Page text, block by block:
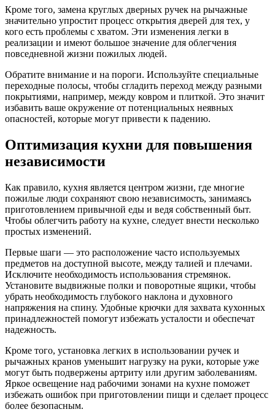
Кроме того, замена круглых дверных ручек на рычажные
значительно упростит процесс открытия дверей для тех, у
кого есть проблемы с хватом. Эти изменения легки в
реализации и имеют большое значение для облегчения
повседневной жизни пожилых людей.
Обратите внимание и на пороги. Используйте специальные
переходные полосы, чтобы сгладить переход между разными
покрытиями, например, между ковром и плиткой. Это значит
избавить ваше окружение от потенциальных неявных
опасностей, которые могут привести к падению.
Оптимизация кухни для повышения
независимости
Как правило, кухня является центром жизни, где многие
пожилые люди сохраняют свою независимость, занимаясь
приготовлением привычной еды и ведя собственный быт.
Чтобы облегчить работу на кухне, следует внести несколько
простых изменений.
Первые шаги — это расположение часто используемых
предметов на доступной высоте, между талией и плечами.
Исключите необходимость использования стремянок.
Установите выдвижные полки и поворотные ящики, чтобы
убрать необходимость глубокого наклона и духовного
напряжения на спину. Удобные крючки для захвата кухонных
принадлежностей помогут избежать усталости и обеспечат
надежность.
Кроме того, установка легких в использовании ручек и
рычажных кранов уменьшит нагрузку на руки, которые уже
могут быть подвержены артриту или другим заболеваниям.
Яркое освещение над рабочими зонами на кухне поможет
избежать ошибок при приготовлении пищи и сделает процесс
более безопасным.